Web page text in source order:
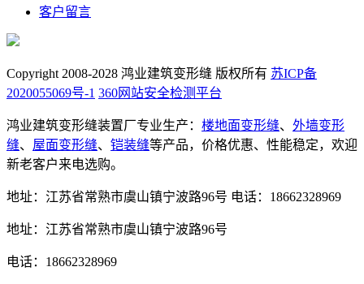
客户留言
Copyright 2008-2028 鸿业建筑变形缝 版权所有 苏ICP备
2020055069号-1 360网站安全检测平台
鸿业建筑变形缝装置厂专业生产： 楼地面变形缝、 外墙变形
缝、 屋面变形缝、 铠装缝等产品，价格优惠、性能稳定，欢迎
新老客户来电选购。
地址：江苏省常熟市虞山镇宁波路96号 电话：18662328969
地址：江苏省常熟市虞山镇宁波路96号
电话：18662328969